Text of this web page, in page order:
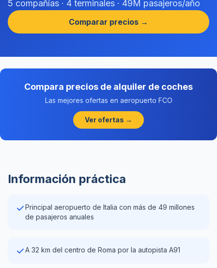
5 compañías · 4 terminales · 49M pasajeros/año
Comparar precios →
Compara precios de alquiler de coches
Las mejores ofertas en aeropuerto FCO
Ver ofertas →
Información práctica
Principal aeropuerto de Italia con más de 49 millones
de pasajeros anuales
A 32 km del centro de Roma por la autopista A91